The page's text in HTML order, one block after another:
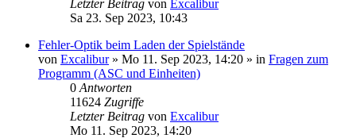
Letzter Beitrag von Excalibur
Sa 23. Sep 2023, 10:43
Fehler-Optik beim Laden der Spielstände
von Excalibur» Mo 11. Sep 2023, 14:20 » in Fragen zum
Programm (ASC und Einheiten)
0 Antworten
11624 Zugriffe
Letzter Beitrag von Excalibur
Mo 11. Sep 2023, 14:20